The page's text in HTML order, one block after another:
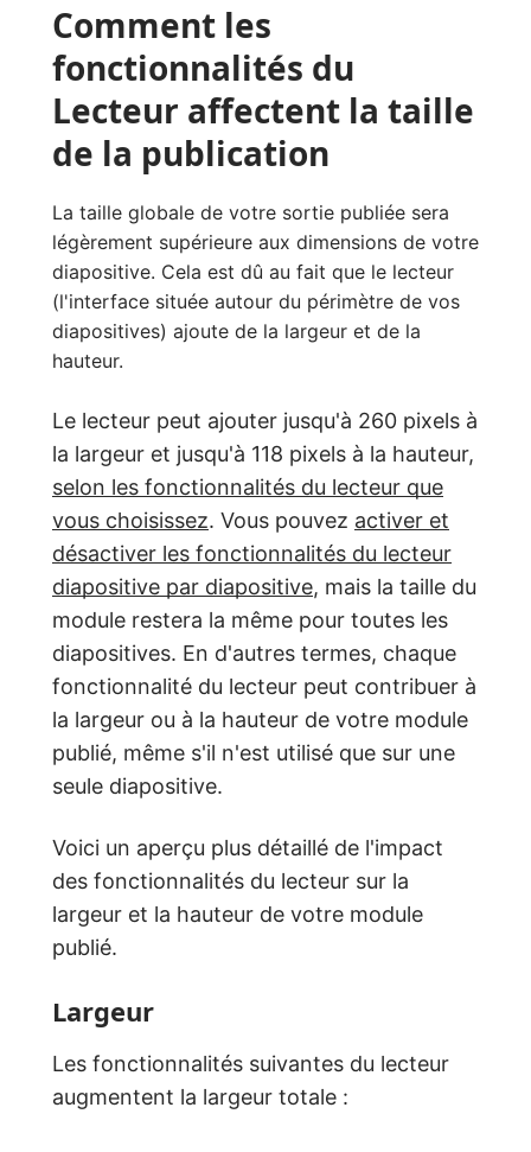
Comment les
fonctionnalités du
Lecteur affectent la taille
de la publication
La taille globale de votre sortie publiée sera
légèrement supérieure aux dimensions de votre
diapositive. Cela est dû au fait que le lecteur
(l'interface située autour du périmètre de vos
diapositives) ajoute de la largeur et de la
hauteur.
Le lecteur peut ajouter jusqu'à 260 pixels à
la largeur et jusqu'à 118 pixels à la hauteur,
selon les fonctionnalités du lecteur que
vous choisissez. Vous pouvez activer et
désactiver les fonctionnalités du lecteur
diapositive par diapositive, mais la taille du
module restera la même pour toutes les
diapositives. En d'autres termes, chaque
fonctionnalité du lecteur peut contribuer à
la largeur ou à la hauteur de votre module
publié, même s'il n'est utilisé que sur une
seule diapositive.
Voici un aperçu plus détaillé de l'impact
des fonctionnalités du lecteur sur la
largeur et la hauteur de votre module
publié.
Largeur
Les fonctionnalités suivantes du lecteur
augmentent la largeur totale :